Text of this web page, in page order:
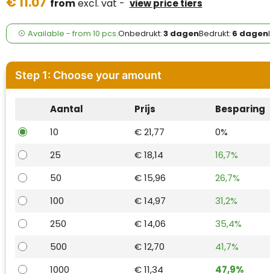
Fresh 'n Rebel
GolfOriginals
James Harvest
Kingcap
MyKit
Ocean Bottle
Parker
fromexcl. vat - view price tiers
Available - from 10 pcs.Onbedrukt:3 dagenBedrukt: 6 dagen
Step 1: Choose your amount
Aantal Prijs
Besparing
10
€ 21,77
0%
25
€ 18,14
16,7%
50
€ 15,96
26,7%
100
€ 14,97
31,2%
250
€ 14,06
35,4%
500
€ 12,70
41,7%
1000
€ 11,34
47,9%